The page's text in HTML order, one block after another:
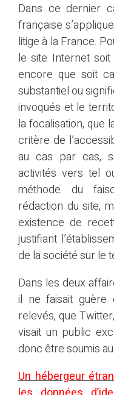
Dans ce dernier
française
litige à la France.
le site Internet
encore que soit
substantiel ou
invoqués et le
la focalisation, que
critère de
au cas par cas,
activités vers tel
méthode du
rédaction du site,
existence de
justifiant
de la société sur le
Dans les deux
il ne faisait guère
relevés, que
visait un public
donc être soumis
Un hébergeur